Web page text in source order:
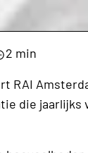
2 min
RAI
die